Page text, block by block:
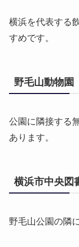
横浜を代表する
すめです。
野毛山動物園
公園に隣接する
あります。
横浜市中央図
野毛山公園の隣